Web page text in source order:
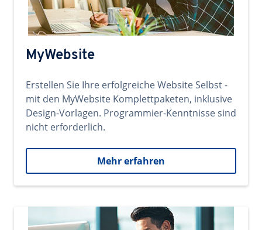
MyWebsite
Erstellen Sie Ihre erfolgreiche Website Selbst -
mit den MyWebsite Komplettpaketen, inklusive
Design-Vorlagen. Programmier-Kenntnisse sind
nicht erforderlich.
Mehr erfahren